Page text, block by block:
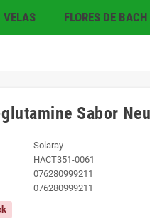
VELAS FLORES DE BACH
Sabor
Solaray
HACT351-0061
076280999211
076280999211